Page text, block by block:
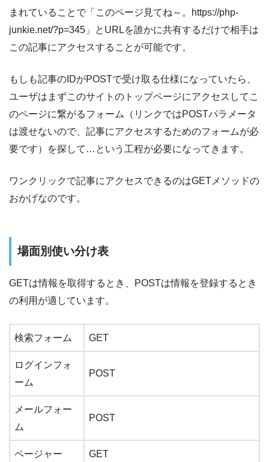
まれていることで「このページ見てね～。https://php-
junkie.net/?p=345」とURLを誰かに共有するだけで相手は
この記事にアクセスすることが可能です。
もしも記事のIDがPOSTで受け取る仕様になっていたら、
ユーザはまずこのサイトのトップページにアクセスしてこ
のページに繋がるフォーム（リンクではPOSTパラメータ
は渡せないので、記事にアクセスするためのフォームが必
要です）を探して…という工程が必要になってきます。
ワンクリックで記事にアクセスできるのはGETメソッドの
おかげなのです。
場面別使い分け表
GETは情報を取得するとき、POSTは情報を登録するとき
の利用が適しています。
検索フォーム GET
ログインフォ
ーム
POST
メールフォー
ム
POST
ページャー GET